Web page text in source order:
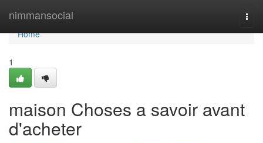
nimmansocial
Home
Home
1
maison Choses a savoir avant
d'acheter